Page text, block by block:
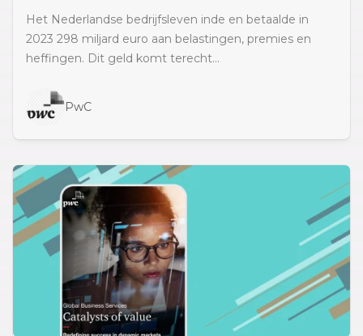
Het Nederlandse bedrijfsleven inde en betaalde in
2023 298 miljard euro aan belastingen, premies en
heffingen. Dit geld komt terecht...
PwC